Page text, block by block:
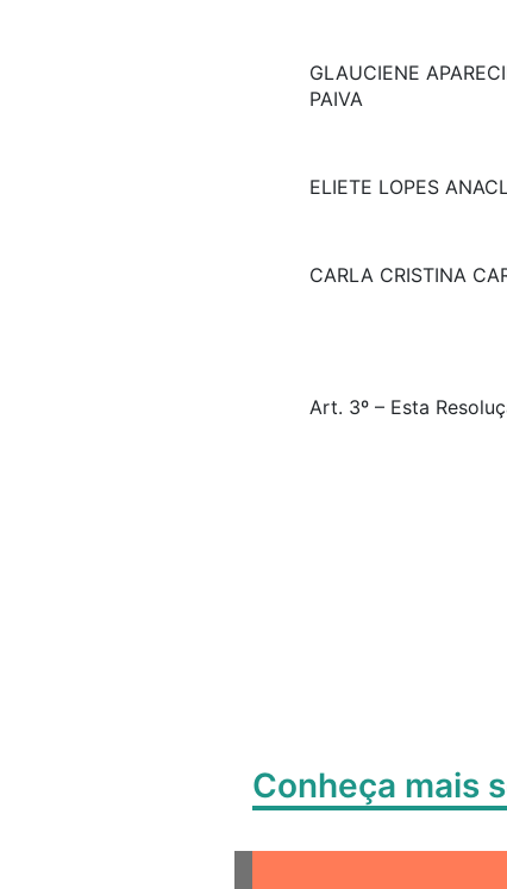
GLAUCIENE
PAIVA
ELIETE LOPES
CARLA CRISTINA
Art. 3º – Esta
Conheça mais